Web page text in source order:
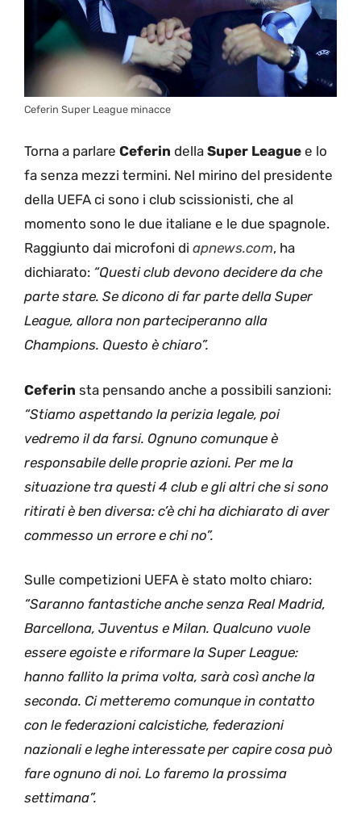
Ceferin Super League minacce
Torna a parlare Ceferin della Super League e lo
fa senza mezzi termini. Nel mirino del presidente
della UEFA ci sono i club scissionisti, che al
momento sono le due italiane e le due spagnole.
Raggiunto dai microfoni di apnews.com, ha
dichiarato: “Questi club devono decidere da che
parte stare. Se dicono di far parte della Super
League, allora non parteciperanno alla
Champions. Questo è chiaro”.
Ceferin sta pensando anche a possibili sanzioni:
“Stiamo aspettando la perizia legale, poi
vedremo il da farsi. Ognuno comunque è
responsabile delle proprie azioni. Per me la
situazione tra questi 4 club e gli altri che si sono
ritirati è ben diversa: c’è chi ha dichiarato di aver
commesso un errore e chi no”.
Sulle competizioni UEFA è stato molto chiaro:
“Saranno fantastiche anche senza Real Madrid,
Barcellona, Juventus e Milan. Qualcuno vuole
essere egoiste e riformare la Super League:
hanno fallito la prima volta, sarà così anche la
seconda. Ci metteremo comunque in contatto
con le federazioni calcistiche, federazioni
nazionali e leghe interessate per capire cosa può
fare ognuno di noi. Lo faremo la prossima
settimana”.